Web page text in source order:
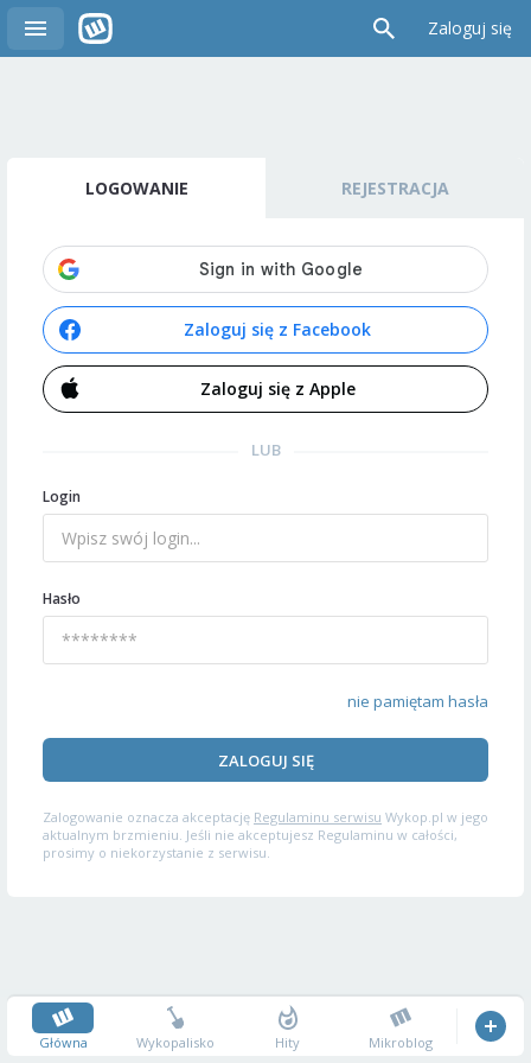
Zaloguj się
LOGOWANIE REJESTRACJA
Zaloguj się z Facebook
Zaloguj się z Apple
LUB
Login
Hasło
nie pamiętam hasła
ZALOGUJ SIĘ
Zalogowanie oznacza akceptację Regulaminu serwisu Wykop.pl w jego
aktualnym brzmieniu. Jeśli nie akceptujesz Regulaminu w całości,
prosimy o niekorzystanie z serwisu.
Główna Wykopalisko Hity Mikroblog